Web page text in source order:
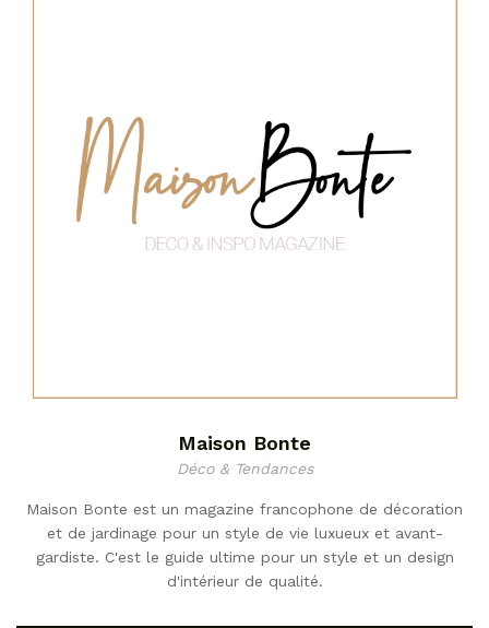
Maison Bonte
Déco & Tendances
Maison Bonte est un magazine francophone de décoration
et de jardinage pour un style de vie luxueux et avant-
gardiste. C'est le guide ultime pour un style et un design
d'intérieur de qualité.